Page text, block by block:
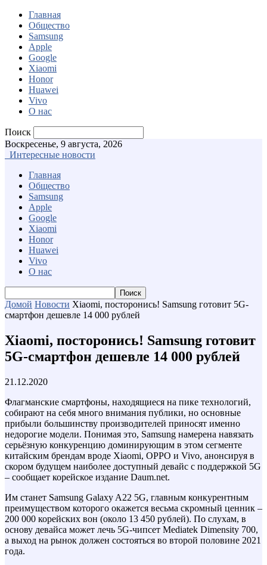
Главная
Общество
Samsung
Apple
Google
Xiaomi
Honor
Huawei
Vivo
О нас
Поиск
Воскресенье, 9 августа, 2026
Интересные новости
Главная
Общество
Samsung
Apple
Google
Xiaomi
Honor
Huawei
Vivo
О нас
Домой Новости Xiaomi, посторонись! Samsung готовит 5G-
смартфон дешевле 14 000 рублей
Xiaomi, посторонись! Samsung готовит
5G-смартфон дешевле 14 000 рублей
21.12.2020
Флагманские смартфоны, находящиеся на пике технологий,
собирают на себя много внимания публики, но основные
прибыли большинству производителей приносят именно
недорогие модели. Понимая это, Samsung намерена навязать
серьёзную конкуренцию доминирующим в этом сегменте
китайским брендам вроде Xiaomi, OPPO и Vivo, анонсируя в
скором будущем наиболее доступный девайс с поддержкой 5G
– сообщает корейское издание Daum.net.
Им станет Samsung Galaxy A22 5G, главным конкурентным
преимуществом которого окажется весьма скромный ценник –
200 000 корейских вон (около 13 450 рублей). По слухам, в
основу девайса может лечь 5G-чипсет Mediatek Dimensity 700,
а выход на рынок должен состояться во второй половине 2021
года.